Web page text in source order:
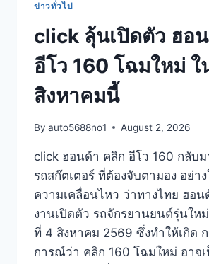
ข่าวทั่วไป
click ลุ้นเปิดตัว ฮอ
อีโว 160 โฉมใหม่ ใ
สิงหาคมนี้
By auto5688no1 August 2, 2026
click ฮอนด้า คลิก อีโว 160 กลับ
รถสก๊ตเตอร์ ที่ต้องจับตามอง อย่า
ความเคลื่อนไหว ว่าทางไทย ฮอน
งานเปิดตัว รถจักรยานยนต์รุ่นให
ที่ 4 สิงหาคม 2569 ซึ่งทำให้เกิด
การณ์ว่า คลิก 160 โฉมใหม่ อาจ